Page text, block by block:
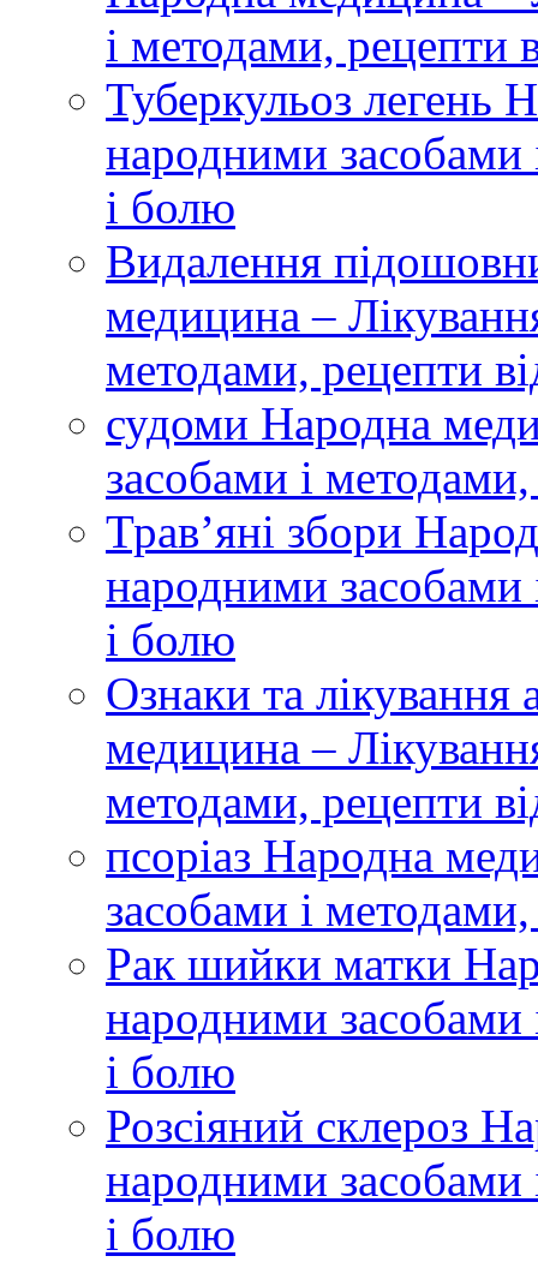
і методами, рецепти
Туберкульоз легень
народними засобами
і болю
Видалення
медицина –
методами, рецепти
судоми Народна
засобами і
Трав’яні збори
народними засобами
і болю
Ознаки та
медицина –
методами, рецепти
псоріаз Народна
засобами і
Рак шийки матки
народними засобами
і болю
Розсіяний склероз
народними засобами
і болю